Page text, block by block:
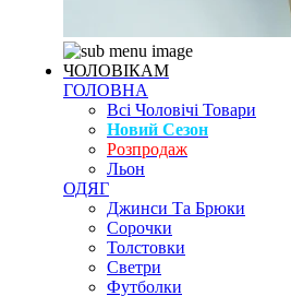
ЧОЛОВІКАМ
ГОЛОВНА
Всі Чоловічі Товари
Новий Сезон
Розпродаж
Льон
ОДЯГ
Джинси Та Брюки
Сорочки
Толстовки
Светри
Футболки